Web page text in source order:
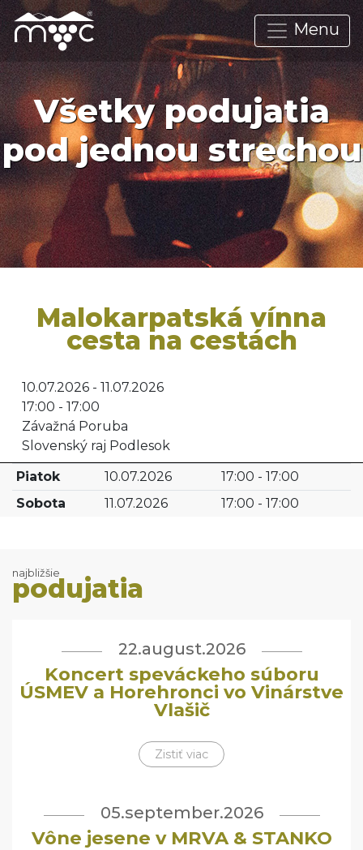
Menu
Všetky podujatia
pod jednou strechou
Malokarpatská vínna
cesta na cestách
10.07.2026 - 11.07.2026
17:00 - 17:00
Závažná Poruba
Slovenský raj Podlesok
Piatok
10.07.2026
17:00 - 17:00
Sobota
11.07.2026 17:00 - 17:00
najbližšie
podujatia
22.august.2026
Koncert speváckeho súboru
ÚSMEV a Horehronci vo Vinárstve
Vlašič
Zistiť viac
05.september.2026
Vône jesene v MRVA & STANKO